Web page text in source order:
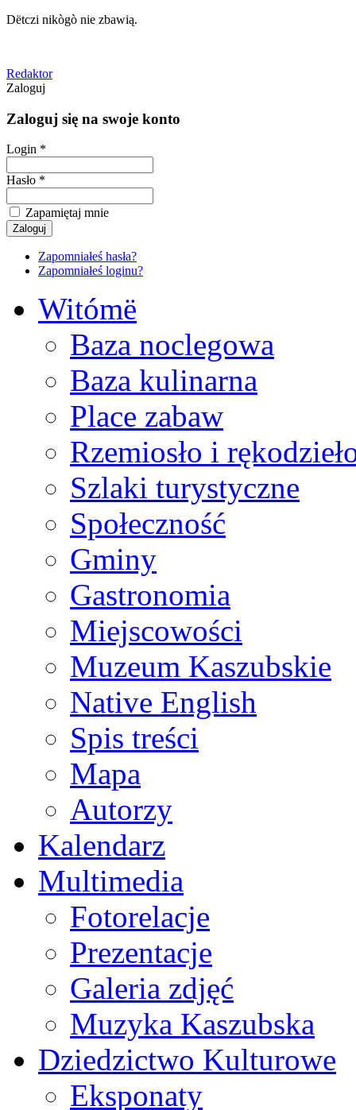
Dëtczi nikògò nie zbawią.
Redaktor
Zaloguj
Zaloguj się na swoje konto
Login *
Hasło *
Zapamiętaj mnie
Zapomniałeś hasła?
Zapomniałeś loginu?
Witómë
Baza noclegowa
Baza kulinarna
Place zabaw
Rzemiosło i
Szlaki turystyczne
Społeczność
Gminy
Gastronomia
Miejscowości
Muzeum Kaszubskie
Native English
Spis treści
Mapa
Autorzy
Kalendarz
Multimedia
Fotorelacje
Prezentacje
Galeria zdjęć
Muzyka Kaszubska
Dziedzictwo Kulturowe
Eksponaty